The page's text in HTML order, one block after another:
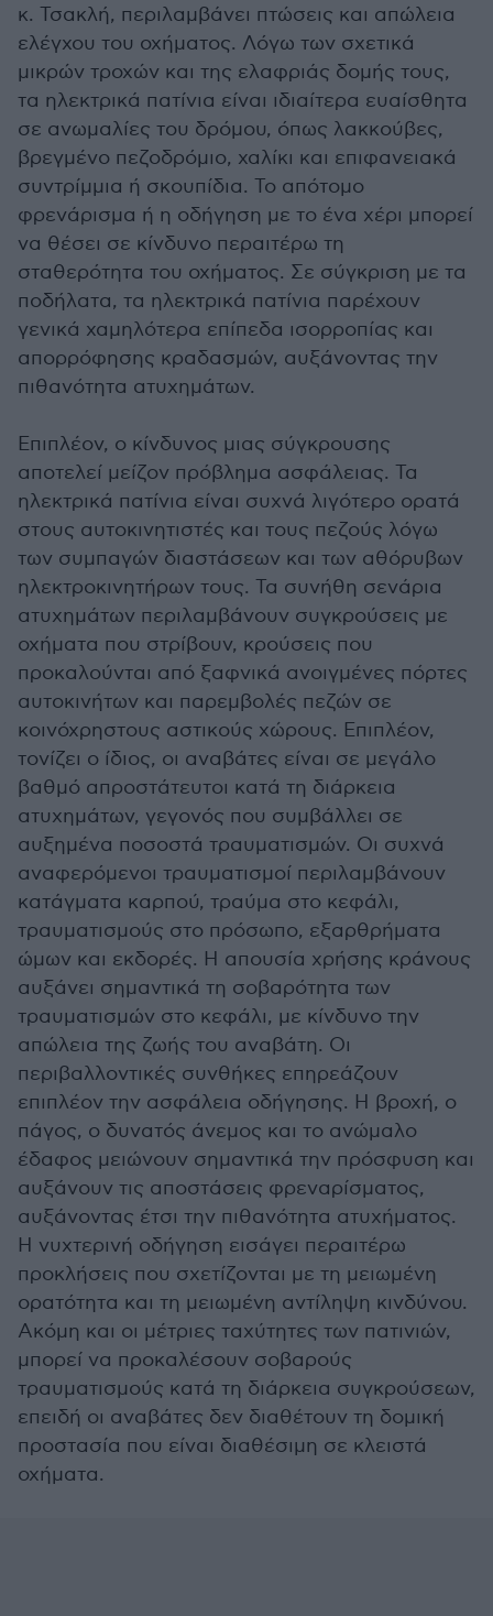
κ. Τσακλή, περιλαμβάνει πτώσεις και απώλεια
ελέγχου του οχήματος. Λόγω των σχετικά
μικρών τροχών και της ελαφριάς δομής τους,
τα ηλεκτρικά πατίνια είναι ιδιαίτερα ευαίσθητα
σε ανωμαλίες του δρόμου, όπως λακκούβες,
βρεγμένο πεζοδρόμιο, χαλίκι και επιφανειακά
συντρίμμια ή σκουπίδια. Το απότομο
φρενάρισμα ή η οδήγηση με το ένα χέρι μπορεί
να θέσει σε κίνδυνο περαιτέρω τη
σταθερότητα του οχήματος. Σε σύγκριση με τα
ποδήλατα, τα ηλεκτρικά πατίνια παρέχουν
γενικά χαμηλότερα επίπεδα ισορροπίας και
απορρόφησης κραδασμών, αυξάνοντας την
πιθανότητα ατυχημάτων.
Επιπλέον, ο κίνδυνος μιας σύγκρουσης
αποτελεί μείζον πρόβλημα ασφάλειας. Τα
ηλεκτρικά πατίνια είναι συχνά λιγότερο ορατά
στους αυτοκινητιστές και τους πεζούς λόγω
των συμπαγών διαστάσεων και των αθόρυβων
ηλεκτροκινητήρων τους. Τα συνήθη σενάρια
ατυχημάτων περιλαμβάνουν συγκρούσεις με
οχήματα που στρίβουν, κρούσεις που
προκαλούνται από ξαφνικά ανοιγμένες πόρτες
αυτοκινήτων και παρεμβολές πεζών σε
κοινόχρηστους αστικούς χώρους. Επιπλέον,
τονίζει ο ίδιος, οι αναβάτες είναι σε μεγάλο
βαθμό απροστάτευτοι κατά τη διάρκεια
ατυχημάτων, γεγονός που συμβάλλει σε
αυξημένα ποσοστά τραυματισμών. Οι συχνά
αναφερόμενοι τραυματισμοί περιλαμβάνουν
κατάγματα καρπού, τραύμα στο κεφάλι,
τραυματισμούς στο πρόσωπο, εξαρθρήματα
ώμων και εκδορές. Η απουσία χρήσης κράνους
αυξάνει σημαντικά τη σοβαρότητα των
τραυματισμών στο κεφάλι, με κίνδυνο την
απώλεια της ζωής του αναβάτη. Οι
περιβαλλοντικές συνθήκες επηρεάζουν
επιπλέον την ασφάλεια οδήγησης. Η βροχή, ο
πάγος, ο δυνατός άνεμος και το ανώμαλο
έδαφος μειώνουν σημαντικά την πρόσφυση και
αυξάνουν τις αποστάσεις φρεναρίσματος,
αυξάνοντας έτσι την πιθανότητα ατυχήματος.
Η νυχτερινή οδήγηση εισάγει περαιτέρω
προκλήσεις που σχετίζονται με τη μειωμένη
ορατότητα και τη μειωμένη αντίληψη κινδύνου.
Ακόμη και οι μέτριες ταχύτητες των πατινιών,
μπορεί να προκαλέσουν σοβαρούς
τραυματισμούς κατά τη διάρκεια συγκρούσεων,
επειδή οι αναβάτες δεν διαθέτουν τη δομική
προστασία που είναι διαθέσιμη σε κλειστά
οχήματα.